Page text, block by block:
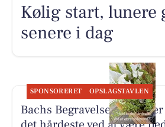
Kølig start, lunere
senere i dag
SPONSORERET OPSLAGSTAVLEN
Bachs Begravelser